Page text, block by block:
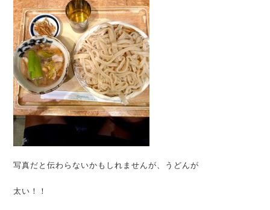
写真だと伝わらないかもしれませんが、うどんが
太い！！